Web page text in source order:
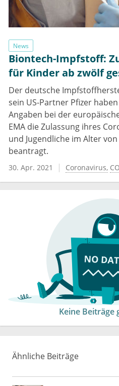
News
Biontech-Impfstoff:
für Kinder ab zwölf
Der deutsche
sein US-Partner Pfizer
Angaben bei der
EMA die Zulassung ihres
und Jugendliche im Alter von
beantragt.
30. Apr. 2021 Coronavirus
Keine Beiträge
Ähnliche Beiträge